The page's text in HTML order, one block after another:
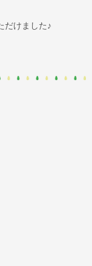
だけました♪